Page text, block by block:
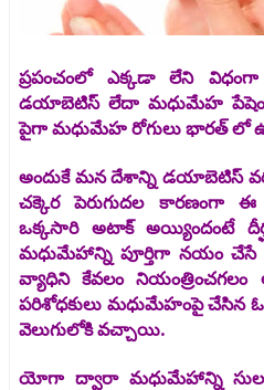
ప్రపంచంలో ఎక్కడా లేని
డయాబెటిస్ లేదా మధుమేహ
పైగా మధుమేహ రోగులు భారత్ లో
అందుకే మన దేశాన్ని డయాబెటిస్
చక్కెర పెరుగుదల కారణంగా
ఒక్కసారి అటాక్ అయ్యిందంటే
మధుమేహాన్ని పూర్తిగా నయం
వ్యాధిని కేవలం
పరిశోధకులు మధుమేహంపై చేసిన
వెలుగులోకి వచ్చాయి.
యోగా ద్వారా మధుమేహాన్ని